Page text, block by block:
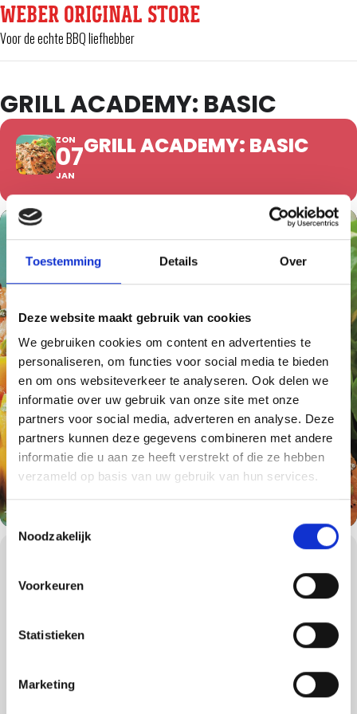
Toestemming Details Over
Deze website maakt gebruik van cookies
We gebruiken cookies om content en advertenties te
personaliseren, om functies voor social media te bieden
en om ons websiteverkeer te analyseren. Ook delen we
informatie over uw gebruik van onze site met onze
partners voor social media, adverteren en analyse. Deze
partners kunnen deze gegevens combineren met andere
informatie die u aan ze heeft verstrekt of die ze hebben
verzameld op basis van uw gebruik van hun services.
Toestemmingsselectie
Noodzakelijk
Voorkeuren
Statistieken
Marketing
WEBER ORIGINAL STORE
Voor de echte BBQ liefhebber
GRILL ACADEMY: BASIC
ZON
07
JAN
GRILL ACADEMY: BASIC
Worsten of saté op de barbecue zijn altijd goed, maar heeft u liever
een keer iets anders of iets wat niet zwart van de barbecue af
fijne kneepjes van het barbecueën al onder de knie, maar wilt u
iets nieuws leren?
Tijdens de 4 uur durende BBQ workshop leren onze